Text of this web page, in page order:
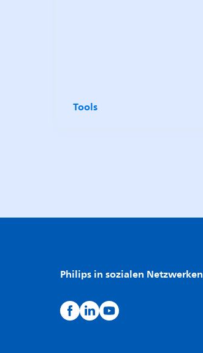
Tools
Philips in sozialen Netzwerken